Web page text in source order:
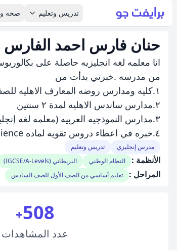
تدريس وتعليم صحه
حنان فارس احمد الفارس
انا معلمه لغه انجليزيه حاصلة على
من مدرسه .خبرتي بدأت من
١.كليه ومدارس روضه المعارف الاهليه للصفوف ١-٣ لمده ١٠ سنوات .
٢.مدارس ساندس الاهليه لمدة ٢ سنتين
٣.مدارس النموذجيه العربيه (معلمه لغه إنجليزيه ،Science teacher للصف الاول والثاني)
٤.خبره في اعطاء دروس تقويه لماده science و Math
مدرس إنجليزي تدريس وتعليم
الأنظمة : النظام الوطني البريطاني (IGCSE/A-Levels)
المراحل : تعليم أساسي من الصف الأول للصف السادس
508
+
عدد المشاهدات